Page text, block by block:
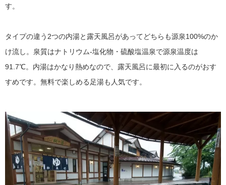
す。
タイプの違う2つの内湯と露天風呂があってどちらも源泉100%のか
け流し。泉質はナトリウム‐塩化物・硫酸塩温泉で源泉温度は
91.7℃。内湯はかなり熱めなので、露天風呂に最初に入るのがおす
すめです。無料で楽しめる足湯も人気です。